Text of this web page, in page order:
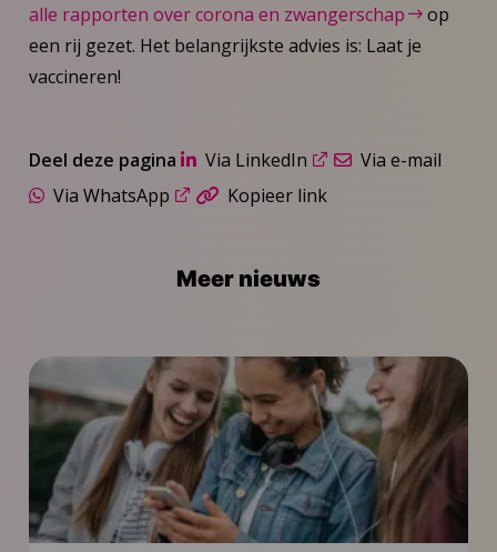
alle rapporten over corona en zwangerschap
op
een rij gezet. Het belangrijkste advies is: Laat je
vaccineren!
Deel deze pagina Via LinkedIn
Via e-mail
Via WhatsApp
Kopieer link
Meer nieuws